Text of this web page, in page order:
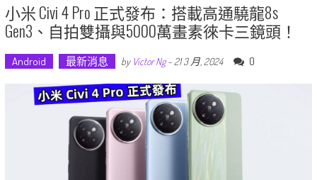
小米 Civi 4 Pro 正式發布：搭載高通驍龍8s
Gen3、自拍雙攝與5000萬畫素徠卡三鏡頭！
Android 最新消息 by Victor Ng- 21 3 月, 2024 0